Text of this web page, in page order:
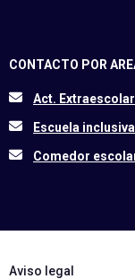
CONTACTO POR
Act.
Escuela inclusiva
Comedor
Aviso legal